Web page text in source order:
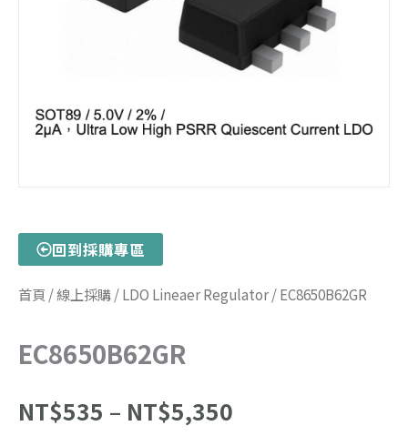
回到採購專區
首頁 /線上採購/LDO Lineaer Regulator/ EC8650B62GR
EC8650B62GR
NT$535 – NT$5,350